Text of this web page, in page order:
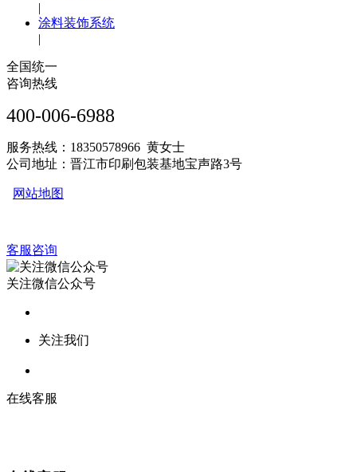
|
涂料装饰系统
|
全国统一
咨询热线
400-006-6988
服务热线：18350578966 黄女士
公司地址：晋江市印刷包装基地宝声路3号
网站地图
客服咨询
关注微信公众号
关注我们
在线客服